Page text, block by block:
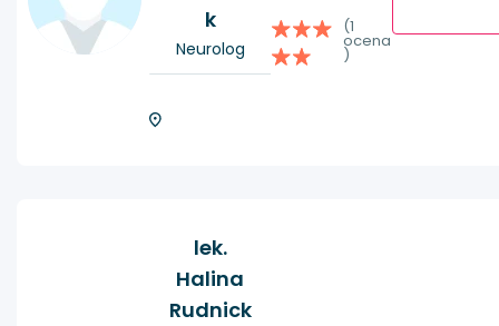
k
Neurolog
(1
ocena
)
lek.
Halina
Rudnick